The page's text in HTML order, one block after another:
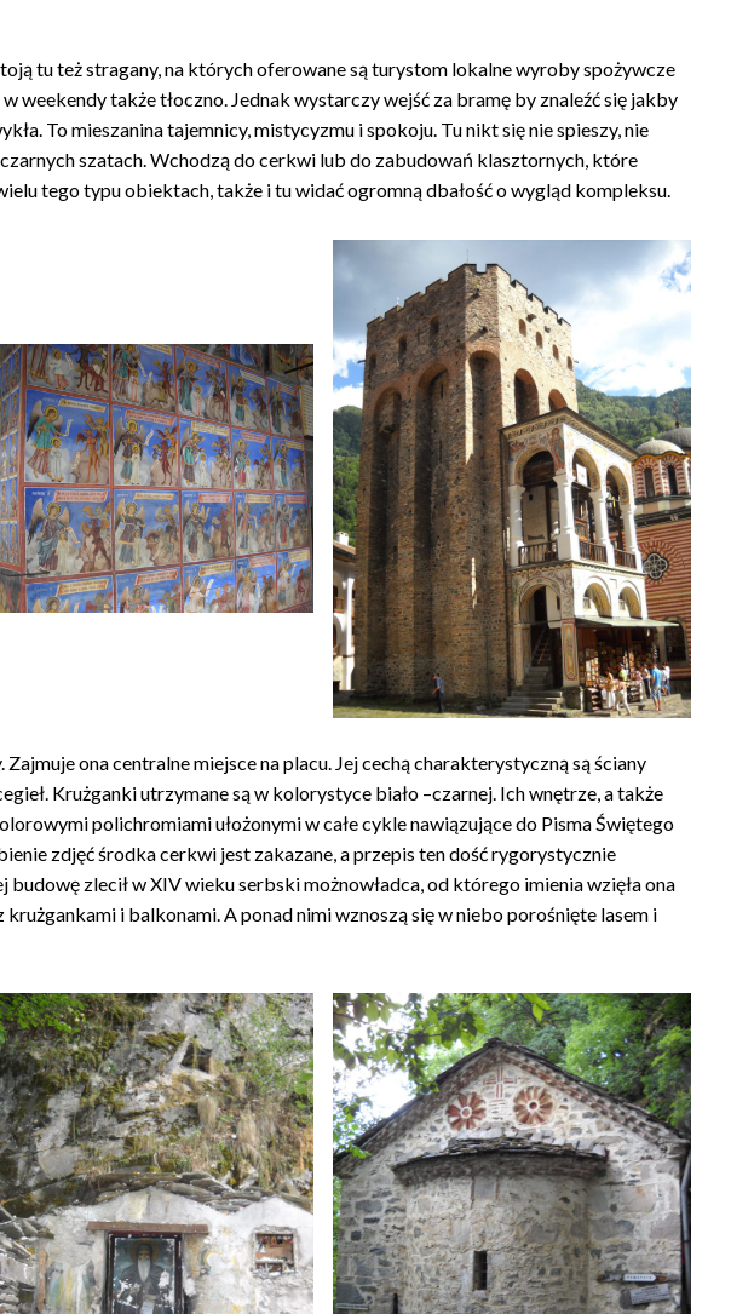
tu też stragany, na których oferowane są turystom lokalne wyroby spożywcze
weekendy także tłoczno. Jednak wystarczy wejść za bramę by znaleźć się jakby
To mieszanina tajemnicy, mistycyzmu i spokoju. Tu nikt się nie spieszy, nie
szatach. Wchodzą do cerkwi lub do zabudowań klasztornych, które
tego typu obiektach, także i tu widać ogromną dbałość o wygląd kompleksu.
ona centralne miejsce na placu. Jej cechą charakterystyczną są ściany
Krużganki utrzymane są w kolorystyce biało –czarnej. Ich wnętrze, a także
polichromiami ułożonymi w całe cykle nawiązujące do Pisma Świętego
zdjęć środka cerkwi jest zakazane, a przepis ten dość rygorystycznie
zlecił w XIV wieku serbski możnowładca, od którego imienia wzięła ona
i balkonami. A ponad nimi wznoszą się w niebo porośnięte lasem i